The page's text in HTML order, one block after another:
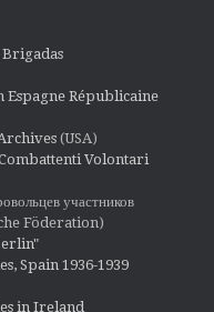
Brigadas
Espagne Républicaine
(USA)
Volontari
участников
Föderation)
Spain 1936-1939
in Ireland